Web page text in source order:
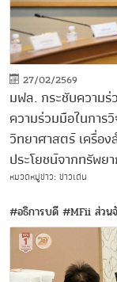
27/02/2569
มฟล. กระชับความ
ความร่วมมือในกา
วิทยาศาสตร์ เครื่อ
ประโยชน์จากทรัพย
หมวดหมู่ข่าว: ข่าวเด่น
#อธิการบดี #MFii ส่วน